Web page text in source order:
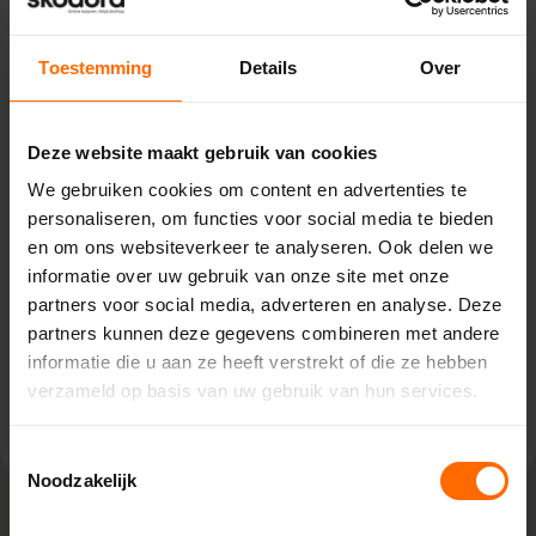
Toestemming Details Over
Deze website maakt gebruik van cookies
We gebruiken cookies om content en advertenties te
personaliseren, om functies voor social media te bieden
en om ons websiteverkeer te analyseren. Ook delen we
informatie over uw gebruik van onze site met onze
partners voor social media, adverteren en analyse. Deze
partners kunnen deze gegevens combineren met andere
informatie die u aan ze heeft verstrekt of die ze hebben
verzameld op basis van uw gebruik van hun services.
Noodzakelijk
Pick-up point
Vriezenveen – Witzand
Hammerweg 11,
7671 JE Vriezenveen
0513335000
vriezenveen@skodora.nl
Bekijk vestiging info